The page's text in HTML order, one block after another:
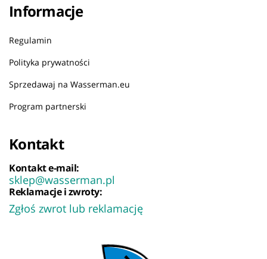
Informacje
Regulamin
Polityka prywatności
Sprzedawaj na Wasserman.eu
Program partnerski
Kontakt
Kontakt e-mail:
sklep@wasserman.pl
Reklamacje i zwroty:
Zgłoś zwrot lub reklamację